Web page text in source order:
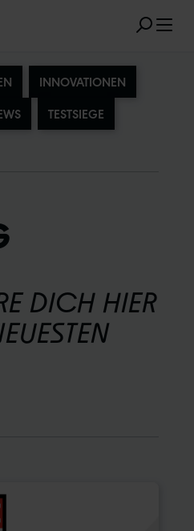
INNOVATIONEN
TESTSIEGE
DICH HIER